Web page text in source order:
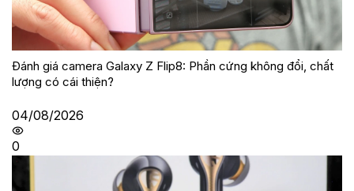
Đánh giá camera Galaxy Z Flip8: Phần cứng không đổi, chất
lượng có cái thiện?
04/08/2026
0